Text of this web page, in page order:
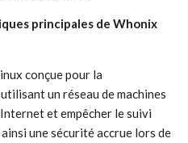
principales de Whonix
conçue pour la
un réseau de machines
et empêcher le suivi
une sécurité accrue lors de